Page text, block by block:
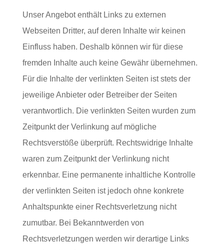
Unser Angebot enthält Links zu externen
Webseiten Dritter, auf deren Inhalte wir keinen
Einfluss haben. Deshalb können wir für diese
fremden Inhalte auch keine Gewähr übernehmen.
Für die Inhalte der verlinkten Seiten ist stets der
jeweilige Anbieter oder Betreiber der Seiten
verantwortlich. Die verlinkten Seiten wurden zum
Zeitpunkt der Verlinkung auf mögliche
Rechtsverstöße überprüft. Rechtswidrige Inhalte
waren zum Zeitpunkt der Verlinkung nicht
erkennbar. Eine permanente inhaltliche Kontrolle
der verlinkten Seiten ist jedoch ohne konkrete
Anhaltspunkte einer Rechtsverletzung nicht
zumutbar. Bei Bekanntwerden von
Rechtsverletzungen werden wir derartige Links